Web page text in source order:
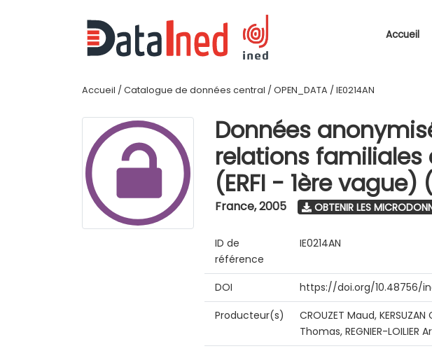
Accueil
Accueil / Catalogue de données central / OPEN_DATA / IE0214AN
Données
relations
(ERFI - 1ère vague)
France,2005 OBTENIR LES
ID de
référence
IE0214AN
DOI
https://doi.org/10.48756/
Producteur(s)
CROUZET Maud, KERSUZAN
Thomas, REGNIER-LOILIER